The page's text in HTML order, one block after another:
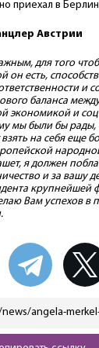
приехал в
Австрии
для того
он есть,
и
баланса
экономикой и
мы были бы рады,
на себя еще
я должен
и за вашу
крупнейшей
Вам успехов в